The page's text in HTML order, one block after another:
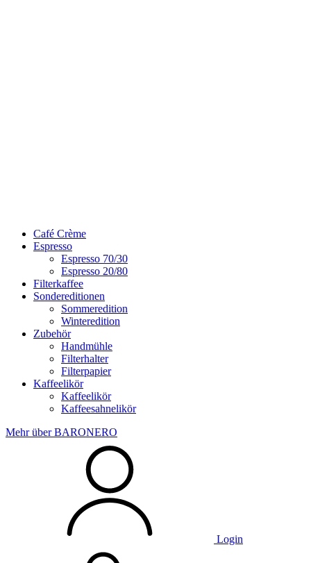
Café Crème
Espresso
Espresso 70/30
Espresso 20/80
Filterkaffee
Sondereditionen
Sommeredition
Winteredition
Zubehör
Handmühle
Filterhalter
Filterpapier
Kaffeelikör
Kaffeelikör
Kaffeesahnelikör
Mehr über BARONERO
Login